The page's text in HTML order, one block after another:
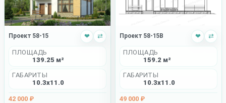
Проект 58-15 ❤ ⇄
ПЛОЩАДЬ
139.25 м²
ГАБАРИТЫ
10.3x11.0
42 000 ₽
Проект 58-15B ❤ ⇄
ПЛОЩАДЬ
159.2 м²
ГАБАРИТЫ
10.3x11.0
49 000 ₽